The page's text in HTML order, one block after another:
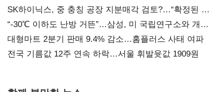
SK하이닉스, 중 충칭 공장 지분매각 검토?…“확정된 바
없어”
“-30℃ 이하도 난방 거뜬”…삼성, 미 국립연구소와 개발
협력
대형마트 2분기 판매 9.4% 감소…홈플러스 사태 여파
전국 기름값 12주 연속 하락…서울 휘발윳값 1909원